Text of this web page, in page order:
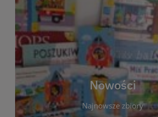
Nowości
Najnowsze zbiory
W tej sekcji prezentujemy
audiobooki oraz filmy, które właśnie
zbiorów Miejskiej Biblioteki
Starachowicach. Regularnie
aby Czytelnicy mogli na bieżąco
tytuły i najciekawsze premiery
pozycja opatrzona jest krótkim
informacją o dostępności w katalogu.